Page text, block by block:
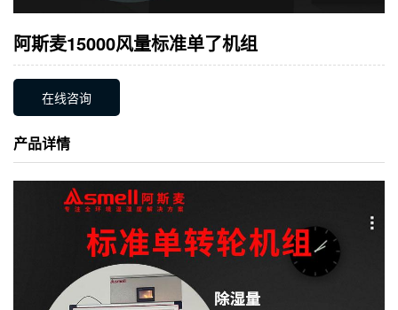
阿斯麦15000风量标准单了机组
在线咨询
产品详情